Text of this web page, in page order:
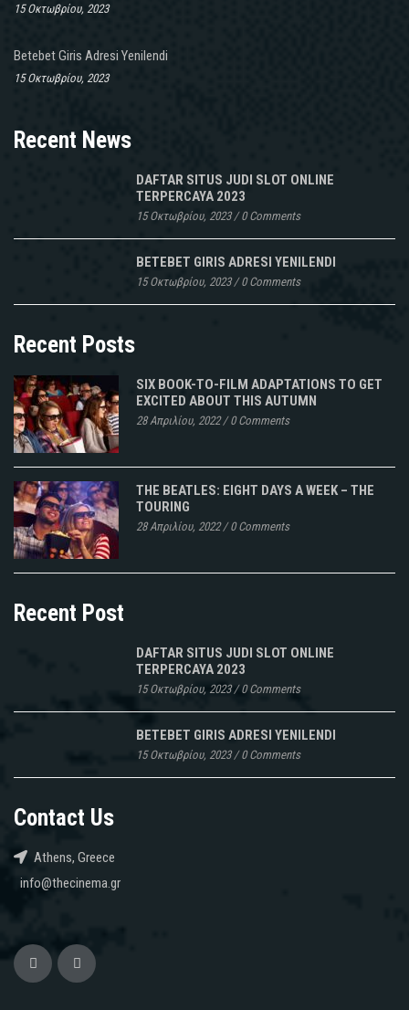
15 Οκτωβρίου, 2023
Betebet Giris Adresi Yenilendi
15 Οκτωβρίου, 2023
Recent News
DAFTAR SITUS JUDI SLOT ONLINE
TERPERCAYA 2023
15 Οκτωβρίου, 2023/0 Comments
BETEBET GIRIS ADRESI YENILENDI
15 Οκτωβρίου, 2023/0 Comments
Recent Posts
SIX BOOK-TO-FILM ADAPTATIONS TO GET
EXCITED ABOUT THIS AUTUMN
28 Απριλίου, 2022/0 Comments
THE BEATLES: EIGHT DAYS A WEEK – THE
TOURING
28 Απριλίου, 2022/0 Comments
Recent Post
DAFTAR SITUS JUDI SLOT ONLINE
TERPERCAYA 2023
15 Οκτωβρίου, 2023/0 Comments
BETEBET GIRIS ADRESI YENILENDI
15 Οκτωβρίου, 2023/0 Comments
Contact Us
Athens, Greece
info@thecinema.gr